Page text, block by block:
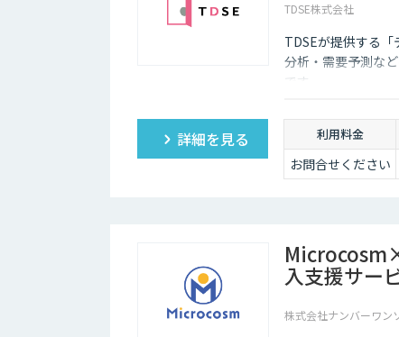
TDSE株式会社
TDSEが提供する
分析・需要予測な
です。
詳細を見る 利用料金
お問合せください
入支援サー
株式会社ナンバーワン